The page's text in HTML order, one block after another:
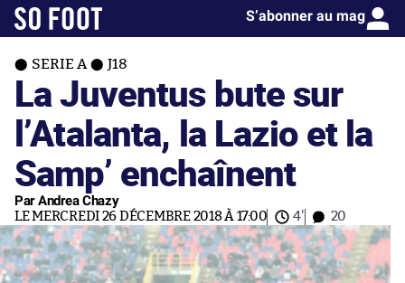
S’abonner au mag
SERIE A J18
La Juventus bute sur
l’Atalanta, la Lazio et la
Samp’ enchaînent
Par Andrea Chazy
LE MERCREDI 26 DÉCEMBRE 2018 À 17:00 4' 20